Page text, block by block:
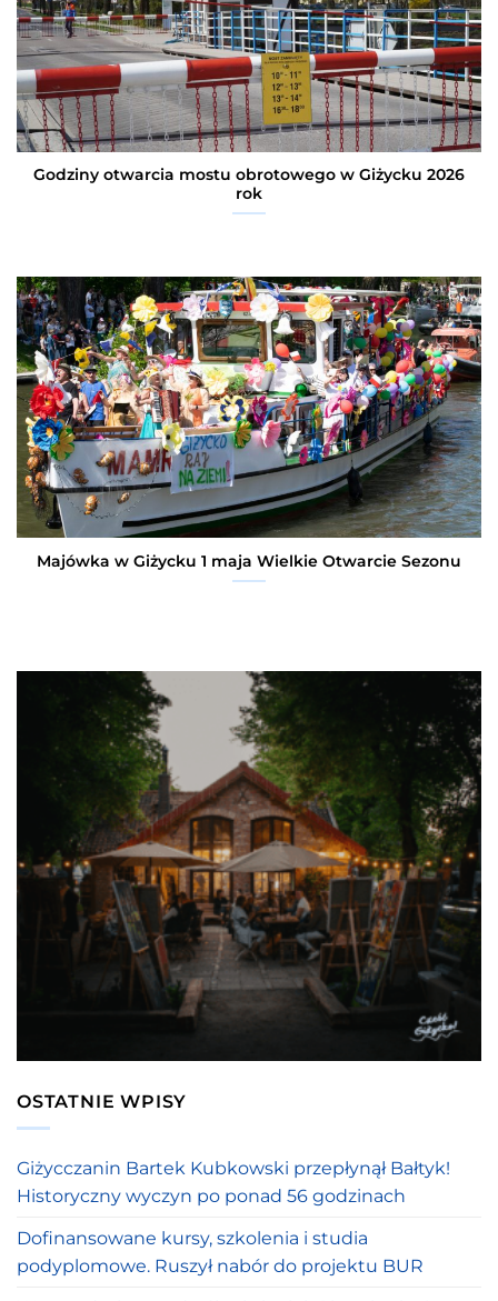
Godziny otwarcia mostu obrotowego w Giżycku 2026
rok
Majówka w Giżycku 1 maja Wielkie Otwarcie Sezonu
OSTATNIE WPISY
Giżycczanin Bartek Kubkowski przepłynął Bałtyk!
Historyczny wyczyn po ponad 56 godzinach
Dofinansowane kursy, szkolenia i studia
podyplomowe. Ruszył nabór do projektu BUR